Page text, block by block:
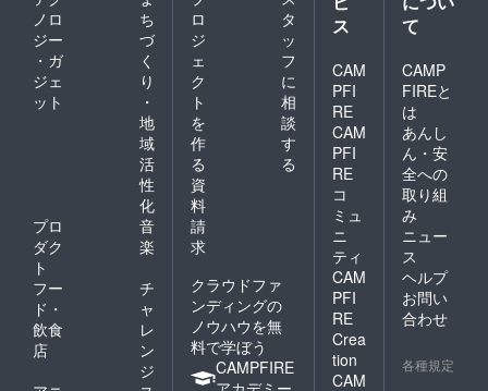
希望さ
れない
考欄"に
「不
要」と
ご記入
くださ
い。) 〜
上乗せ
支援の
お願
い〜 支
援いた
だく際
に上乗
せ支援
をして
いただ
が可能
です。
ドゲー
ムをプ
ていた
だきま
す。 プ
ロジェ
クト支
ページ
にて必
要事項
をご入
際、"備
考欄"に
ご自身
のお名
前また
クネー
ムな
の参加
者や制
作メン
ボード
ゲーム
「Anfa
ng」と
次回発
売予定
のボー
ドゲー
ムをプ
レイし
ていた
だきま
す。 プ
ロジェ
クト支
ページ
にて必
Twitter(
@board
gameS
にどう
ぞ！ オ
ンライ
ンプレ
イ会 詳
細は本
文でご
確認く
ださ
い。 ＊
程:2022
年1月～
4月頃予
定 ＊場
環境 ＊
ンネル
を盛り
しょ
う。
ゲーム
に関し
て質問
がござ
いまし
たら
Twitter(
@board
gameS
T2)まで
にどう
ぞ！ オ
ンライ
ンプレ
細は本
明書に
記載し
いお名
前をご
記入く
ださ
い。 (※
読み上
げやオ
ンライ
ンプレ
イ会の
参加を
希望さ
れない
方は"備
考欄"に
ご記入
次回発
売予定
ドゲー
ムをプ
レイし
ていた
だきま
す。 プ
ロジェ
クト支
援の
ページ
にて必
要事項
をご入
力の
際、"備
考欄"に
のお名
ノロ
ジー
・ガ
ジェ
ット
ち
づ
く
り
・
地
域
活
性
化
プロ
ダク
ト
音
楽
フー
ド・
飲食
店
チ
ャ
レ
ン
ジ
ロ
ジ
ェ
ク
ト
を
作
る
タ
ッ
フ
に
相
談
す
る
資
料
請
求
クラウドファ
ンディングの
ノウハウを無
料で学ぼう
CAMPFIRE
ス
CAM
PFI
RE
CAM
PFI
RE
コ
ミュ
ニ
ティ
CAM
PFI
RE
Crea
tion
CAM
て
CAMP
FIREと
は
あんし
ん・安
全への
取り組
み
ニュー
ス
ヘルプ
お問い
合わせ
各種規定